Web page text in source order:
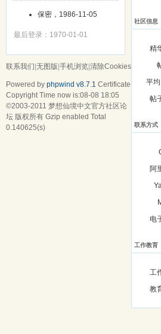
保密，1986-11-05
最后登录：1970-01-01
社区信息
精
平
帖
联系方式
阿
电
工作教育
工
教
联系我们 无图版 手机浏览 清除Cookies
Powered by phpwind v8.7.1 Certificate
Copyright Time now is:08-08 18:05
©2003-2011 梦想仙境中文官方社区论
坛 版权所有 Gzip enabled Total
0.140625(s)